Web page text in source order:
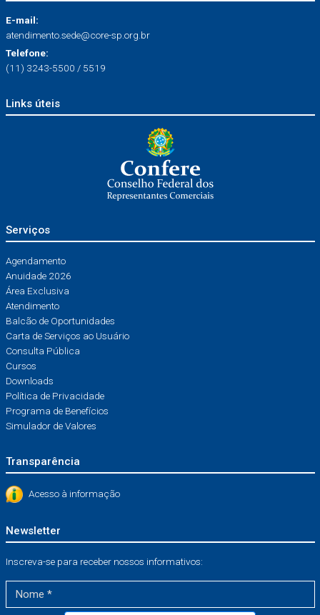
E-mail:
atendimento.sede@core-sp.org.br
Telefone:
(11) 3243-5500 / 5519
Links úteis
Serviços
Agendamento
Anuidade 2026
Área Exclusiva
Atendimento
Balcão de Oportunidades
Carta de Serviços ao Usuário
Consulta Pública
Cursos
Downloads
Política de Privacidade
Programa de Benefícios
Simulador de Valores
Transparência
Acesso à informação
Newsletter
Inscreva-se para receber nossos informativos: